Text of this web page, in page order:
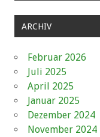
ARCHIV
Februar 2026
Juli 2025
April 2025
Januar 2025
Dezember 2024
November 2024